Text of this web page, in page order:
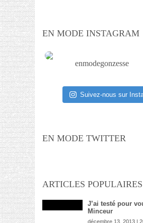
EN MODE INSTAGRAM
enmodegonzesse
Suivez-nous sur
EN MODE TWITTER
ARTICLES POPULAIRES
J’ai testé pour
Minceur
décembre 13, 2013 |